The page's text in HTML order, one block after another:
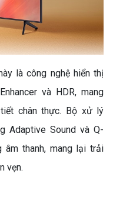
là công nghệ hiển thị
và HDR, mang
chân thực. Bộ xử lý
Adaptive Sound và Q-
thanh, mang lại trải
vẹn.